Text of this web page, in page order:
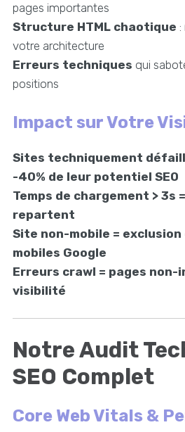
pages importantes
Structure HTML chaotique
votre architecture
Erreurs techniques qui
positions
Impact sur Votre
Sites techniquement
-40% de leur potentiel SEO
Temps de chargement > 3s
repartent
Site non-mobile =
mobiles Google
Erreurs crawl = pages non-
visibilité
Notre Audit
SEO Complet
Core Web Vitals &